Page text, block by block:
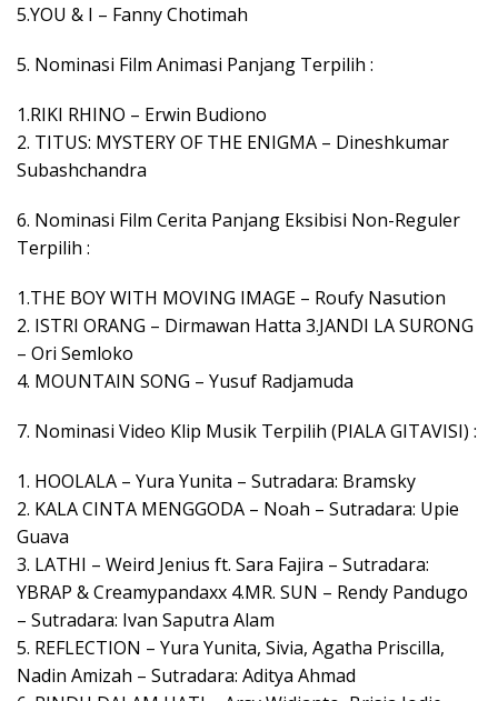
5.YOU & I – Fanny Chotimah
5. Nominasi Film Animasi Panjang Terpilih :
1.RIKI RHINO – Erwin Budiono
2. TITUS: MYSTERY OF THE ENIGMA – Dineshkumar
Subashchandra
6. Nominasi Film Cerita Panjang Eksibisi Non-Reguler
Terpilih :
1.THE BOY WITH MOVING IMAGE – Roufy Nasution
2. ISTRI ORANG – Dirmawan Hatta 3.JANDI LA SURONG
– Ori Semloko
4. MOUNTAIN SONG – Yusuf Radjamuda
7. Nominasi Video Klip Musik Terpilih (PIALA GITAVISI) :
1. HOOLALA – Yura Yunita – Sutradara: Bramsky
2. KALA CINTA MENGGODA – Noah – Sutradara: Upie
Guava
3. LATHI – Weird Jenius ft. Sara Fajira – Sutradara:
YBRAP & Creamypandaxx 4.MR. SUN – Rendy Pandugo
– Sutradara: Ivan Saputra Alam
5. REFLECTION – Yura Yunita, Sivia, Agatha Priscilla,
Nadin Amizah – Sutradara: Aditya Ahmad